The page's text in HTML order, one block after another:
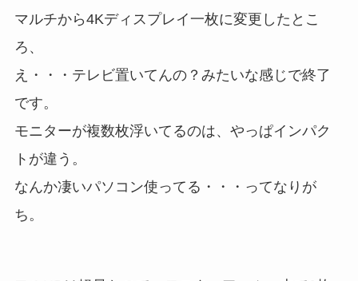
マルチから4Kディスプレイ一枚に変更したとこ
ろ、
え・・・テレビ置いてんの？みたいな感じで終了
です。
モニターが複数枚浮いてるのは、やっぱインパク
トが違う。
なんか凄いパソコン使ってる・・・ってなりが
ち。